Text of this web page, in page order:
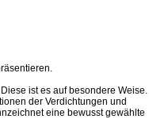
ist es auf besondere Weise.
der Verdichtungen und
eine bewusst gewählte